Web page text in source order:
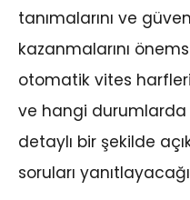
tanımalarını ve
kazanmalarını
otomatik vites
ve hangi durumlarda
detaylı bir şekilde
soruları